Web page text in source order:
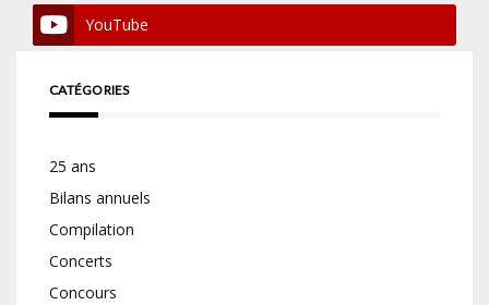
YouTube
CATÉGORIES
25 ans
Bilans annuels
Compilation
Concerts
Concours